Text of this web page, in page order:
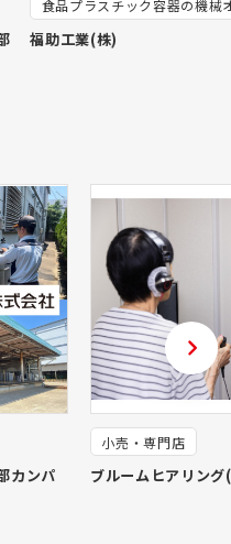
食品プラスチック容器の機械
福助工業(株)
カンパ
小売・専門店
ブルームヒアリン